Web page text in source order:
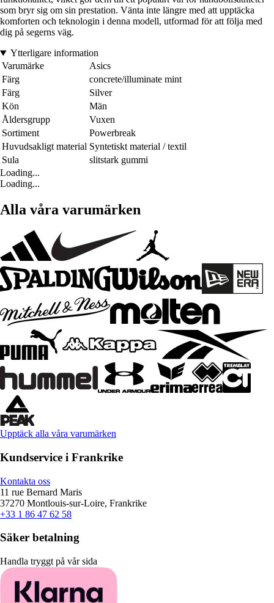
som bryr sig om sin prestation. Vänta inte längre med att upptäcka
komforten och teknologin i denna modell, utformad för att följa med
dig på segerns väg.
Ytterligare information
Varumärke
Asics
Färg
concrete/illuminate mint
Färg
Silver
Kön
Män
Åldersgrupp
Vuxen
Sortiment
Powerbreak
Huvudsakligt material Syntetiskt material / textil
Sula
slitstark gummi
Loading...
Loading...
Alla våra varumärken
Upptäck alla våra varumärken
Kundservice i Frankrike
Kontakta oss
11 rue Bernard Maris
37270 Montlouis-sur-Loire, Frankrike
+33 1 86 47 62 58
Säker betalning
Handla tryggt på vår sida